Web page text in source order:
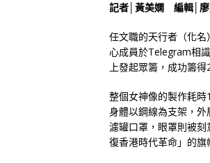
記者│黃美嫻 編輯│
任文職的天行者（化
心成員於Telegram相
上發起眾籌，成功籌
整個女神像的製作耗
身體以鋼線為支架，
濾罐口罩，眼罩則被
復香港時代革命」的